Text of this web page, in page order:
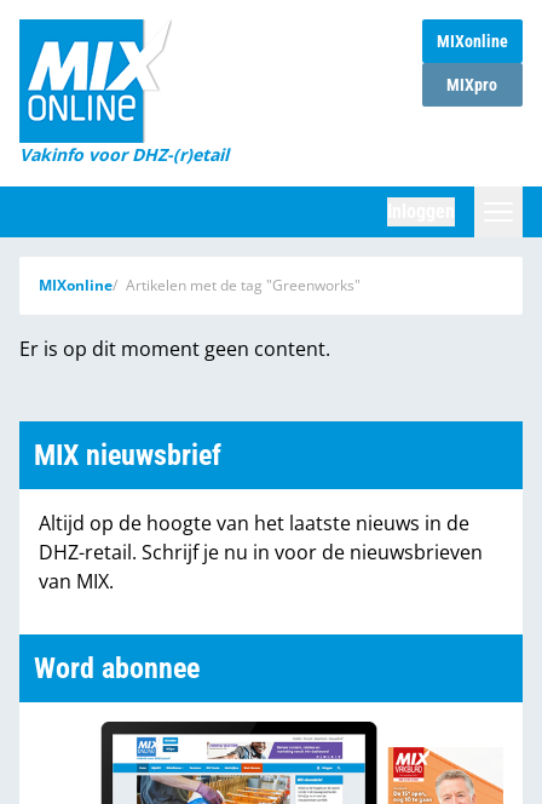
MIXonline
MIXpro
Vakinfo voor DHZ-(r)etail
Home
Magazines
DHZ Sessie
Marktcijfers
Word abonnee
MIXonline Artikelen met de tag "Greenworks"
Er is op dit moment geen content.
MIX nieuwsbrief
Altijd op de hoogte van het laatste nieuws in de
DHZ-retail. Schrijf je nu in voor de nieuwsbrieven
van MIX.
Word abonnee